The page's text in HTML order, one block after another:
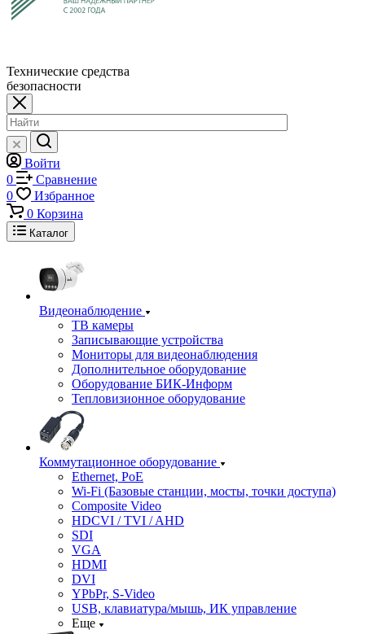
Технические средства
безопасности
Войти
0
Сравнение
0
Избранное
0 Корзина
Каталог
Видеонаблюдение
ТВ камеры
Записывающие устройства
Мониторы для видеонаблюдения
Дополнительное оборудование
Оборудование БИК-Информ
Тепловизионное оборудование
Коммутационное оборудование
Ethernet, PoE
Wi-Fi (Базовые станции, мосты, точки доступа)
Composite Video
HDCVI / TVI / AHD
SDI
VGA
HDMI
DVI
YPbPr, S-Video
USB, клавиатура/мышь, ИК управление
Еще